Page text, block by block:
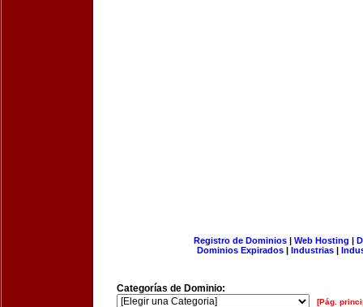
Registro de Dominios| Web Hosting |
Dominios Expirados | Industrias |
Categorías de Dominio:
[Pág.